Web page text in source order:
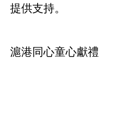
提供支持。
滬港同心童心獻禮